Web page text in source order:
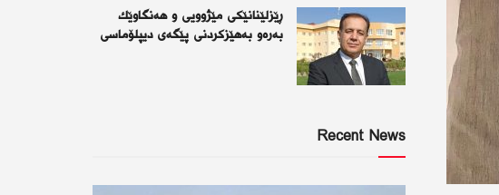
ڕێزلێنانێكی مێژوویی و هەنگاوێك
بەرەو بەهێزكردنی پێگەی دیپلۆماسی
Recent News